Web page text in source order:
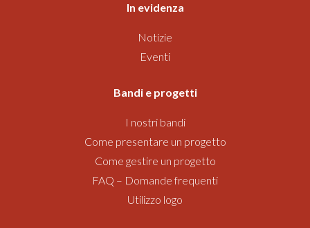
In evidenza
Notizie
Eventi
Bandi e progetti
I nostri bandi
Come presentare un progetto
Come gestire un progetto
FAQ – Domande frequenti
Utilizzo logo